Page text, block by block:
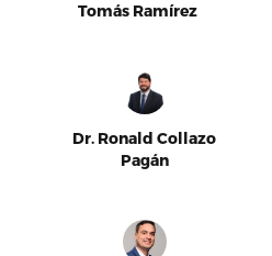
Tomás Ramírez
Dr. Ronald Collazo
Pagán